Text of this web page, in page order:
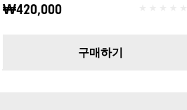
₩420,000
구매하기